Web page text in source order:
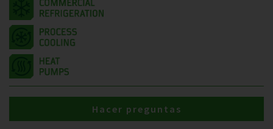
Hacer preguntas